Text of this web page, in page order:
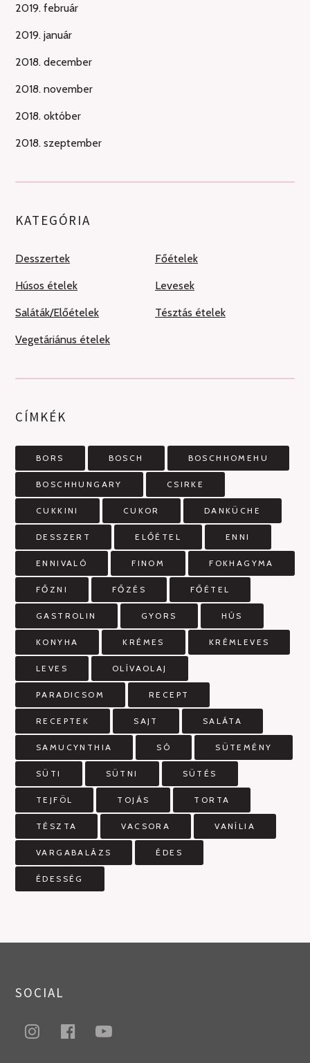
2019. február
2019. január
2018. december
2018. november
2018. október
2018. szeptember
KATEGÓRIA
Desszertek Főételek
Húsos ételek Levesek
Saláták/Előételek Tésztás ételek
Vegetáriánus ételek
CÍMKÉK
BORS BOSCH BOSCHHOMEHU
BOSCHHUNGARY CSIRKE
CUKKINI CUKOR DANKÜCHE
DESSZERT ELŐÉTEL ENNI
ENNIVALÓ FINOM FOKHAGYMA
FŐZNI FŐZÉS FŐÉTEL
GASTROLIN GYORS HÚS
KONYHA KRÉMES KRÉMLEVES
LEVES OLÍVAOLAJ
PARADICSOM RECEPT
RECEPTEK SAJT SALÁTA
SAMUCYNTHIA SÓ SÜTEMÉNY
SÜTI SÜTNI SÜTÉS
TEJFÖL TOJÁS TORTA
TÉSZTA VACSORA VANÍLIA
VARGABALÁZS ÉDES
ÉDESSÉG
SOCIAL
instagram
facebookyoutube